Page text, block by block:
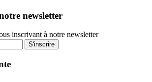
newsletter
inscrivant à notre newsletter
S'inscrire